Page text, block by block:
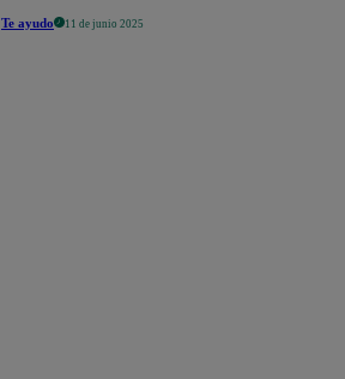
Te ayudo 11 de junio 2025